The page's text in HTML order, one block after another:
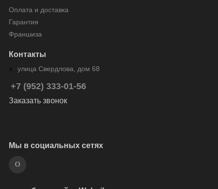
Оплата и доставка
Гарантия
Франшиза
Контакты
улица Свердлова, дом 68
+7 (952) 333-01-56
Заказать звонок
Мы в социальных сетях